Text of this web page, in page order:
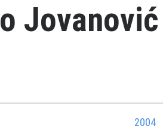
Jovanović
2004